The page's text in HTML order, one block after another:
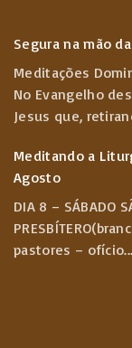
Segura na mão
Meditações
No Evangelho
Jesus que,
Meditando a
Agosto
DIA 8 – SÁBADO
pastores – ofício...